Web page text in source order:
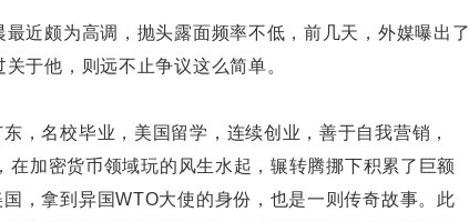
近颇为高调，抛头露面频率不低，前几天，外媒曝出了
于他，则远不止争议这么简单。
，名校毕业，美国留学，连续创业，善于自我营销，
在加密货币领域玩的风生水起，辗转腾挪下积累了巨额
，拿到异国WTO大使的身份，也是一则传奇故事。此